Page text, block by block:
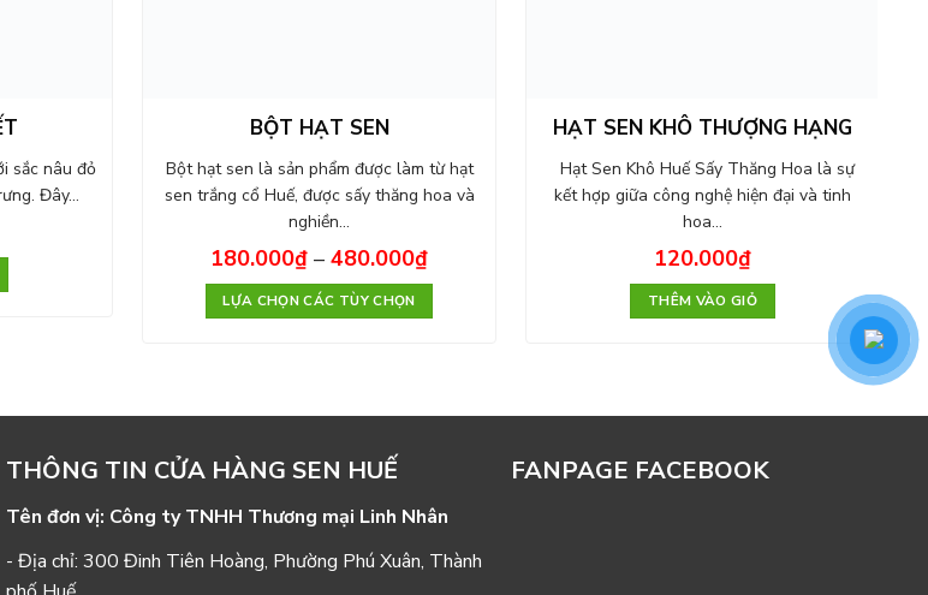
sắc nâu đỏ
Đây…
BỘT HẠT SEN
Bột hạt sen là sản phẩm được làm từ hạt
sen trắng cổ Huế, được sấy thăng hoa và
nghiền…
180.000₫ – 480.000₫
LỰA CHỌN CÁC TÙY CHỌN
HẠT SEN KHÔ THƯỢNG HẠNG
Hạt Sen Khô Huế Sấy Thăng Hoa là sự
kết hợp giữa công nghệ hiện đại và tinh
hoa…
120.000₫
THÊM VÀO GIỎ
THÔNG TIN CỬA HÀNG SEN HUẾ
Tên đơn vị: Công ty TNHH Thương mại Linh Nhân
- Địa chỉ: 300 Đinh Tiên Hoàng, Phường Phú Xuân, Thành
FANPAGE FACEBOOK